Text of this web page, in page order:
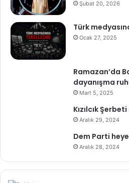
Şubat 20, 2026
Türk
Ocak 27, 2025
Ramazan’da
dayanışma
Mart 5, 2025
Kızılcık
Aralık 29, 2024
Dem Parti
Aralık 28, 2024